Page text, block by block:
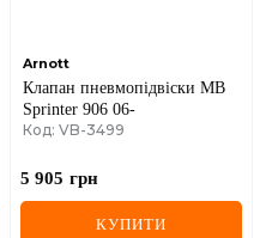
Arnott
Клапан пневмопідвіски MB
Sprinter 906 06-
Код: VB-3499
5 905 грн
КУПИТИ